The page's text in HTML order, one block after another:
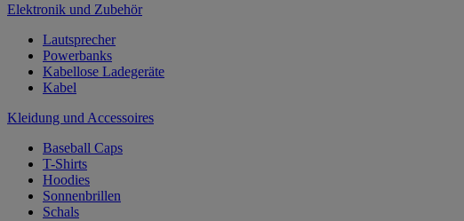
Elektronik und Zubehör
Lautsprecher
Powerbanks
Kabellose Ladegeräte
Kabel
Kleidung und Accessoires
Baseball Caps
T-Shirts
Hoodies
Sonnenbrillen
Schals